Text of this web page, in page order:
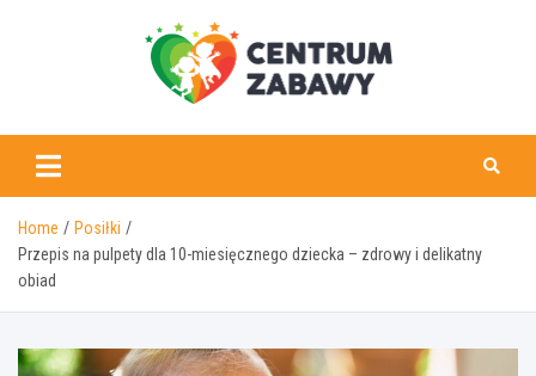
centrumzabawy.pl
Home
Posiłki
Przepis na pulpety dla 10-miesięcznego dziecka – zdrowy i delikatny
obiad